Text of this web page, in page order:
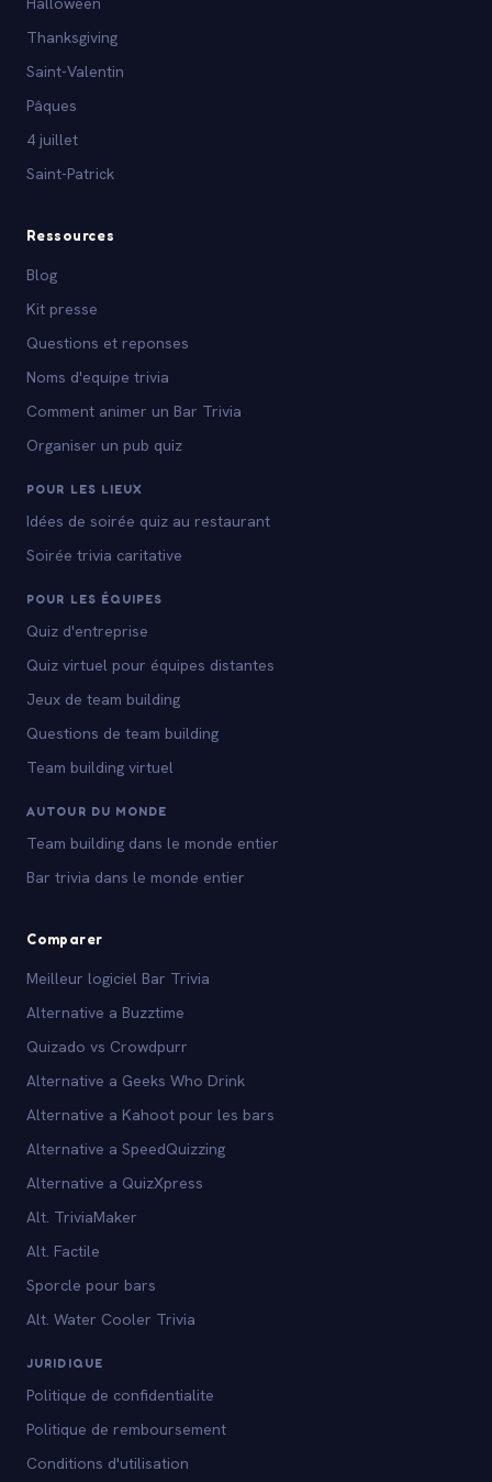
Thanksgiving
Saint-Valentin
Pâques
4 juillet
Saint-Patrick
Ressources
Blog
Kit presse
Questions et reponses
Noms d'equipe trivia
Comment animer un Bar Trivia
Organiser un pub quiz
POUR LES LIEUX
Idées de soirée quiz au restaurant
Soirée trivia caritative
POUR LES ÉQUIPES
Quiz d'entreprise
Quiz virtuel pour équipes distantes
Jeux de team building
Questions de team building
Team building virtuel
AUTOUR DU MONDE
Team building dans le monde entier
Bar trivia dans le monde entier
Comparer
Meilleur logiciel Bar Trivia
Alternative a Buzztime
Quizado vs Crowdpurr
Alternative a Geeks Who Drink
Alternative a Kahoot pour les bars
Alternative a SpeedQuizzing
Alternative a QuizXpress
Alt. TriviaMaker
Alt. Factile
Sporcle pour bars
Alt. Water Cooler Trivia
JURIDIQUE
Politique de confidentialite
Politique de remboursement
Conditions d'utilisation